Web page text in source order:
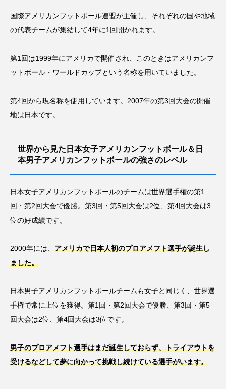
国際アメリカンフットボール連盟が主催し、それぞれの国や地域
の代表チームが集結して4年に1回開かれます。
第1回は1999年にアメリカで開催され、このときはアメリカンフ
ットボール・ワールドカップという名称を用いていました。
第4回から現名称を使用しています。2007年の第3回大会の開催
地は日本です。
世界から見た日本女子アメリカンフットボール＆日
本男子アメリカンフットボールの強さのレベル
日本女子アメリカンフットボールのチームは世界選手権の第1
回・第2回大会で優勝。第3回・第5回大会は2位、第4回大会は3
位の好成績です。
2000年には、 アメリカで日本人初のプロアメフト選手が誕生し
ました。
日本男子アメリカンフットボールチームも女子と同じく、世界選
手権で常に上位を獲得。第1回・第2回大会で優勝、第3回・第5
回大会は2位、第4回大会は3位です。
男子のプロアメフト選手はまだ誕生しておらず、トライアウトを
受けるなどして夢に向かって挑戦し続けている選手がいます。